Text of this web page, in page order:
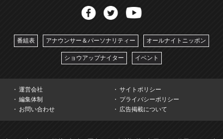
番組表 アナウンサー＆パーソナリティー オールナイトニッポン
ショウアップナイター イベント
運営会社
サイトポリシー
編集体制
プライバシーポリシー
お問い合わせ
広告掲載について